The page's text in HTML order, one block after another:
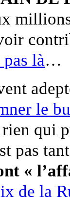
là…
le
rien qui
pas
«
de la